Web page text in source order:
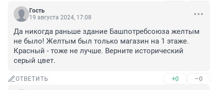
Гость
19 августа 2024, 17:08
Да никогда раньше здание Башпотребсоюза желтым
не было! Желтым был только магазин на 1 этаже.
Красный - тоже не лучше. Верните исторический
серый цвет.
ОТВЕТИТЬ +0 –0